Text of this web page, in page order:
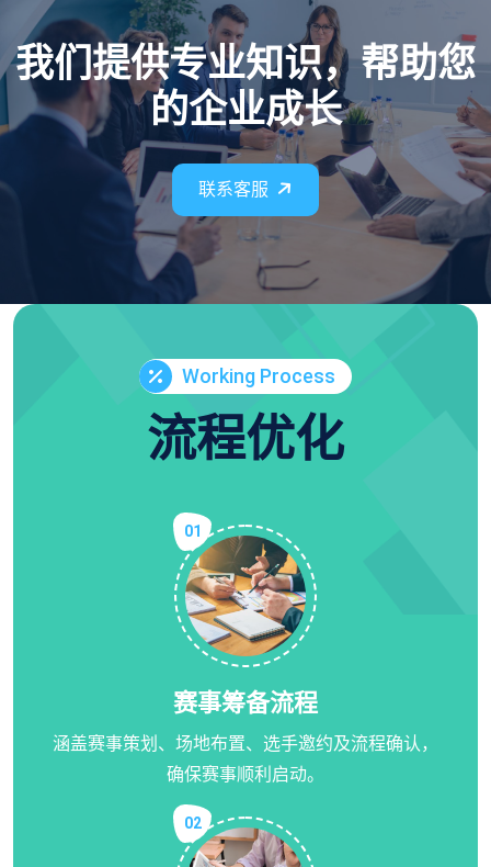
我们提供专业知识，帮助您
的企业成长
联系客服
Working Process
流程优化
01
赛事筹备流程
涵盖赛事策划、场地布置、选手邀约及流程确认，
确保赛事顺利启动。
02